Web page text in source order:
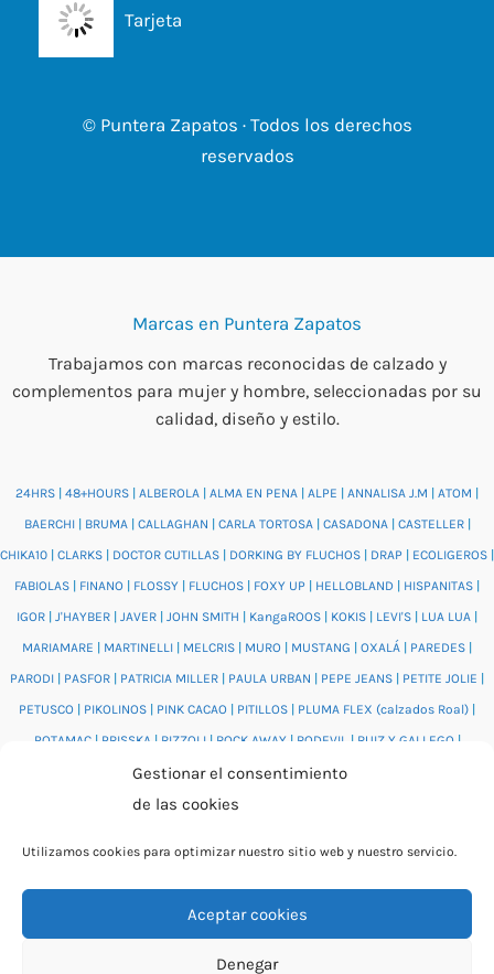
Gestionar el consentimiento
de las cookies
Utilizamos cookies para optimizar nuestro sitio web y nuestro servicio.
Aceptar cookies
Denegar
Tarjeta
© Puntera Zapatos · Todos los derechos
reservados
Marcas en Puntera Zapatos
Trabajamos con marcas reconocidas de calzado y
complementos para mujer y hombre, seleccionadas por su
calidad, diseño y estilo.
24HRS | 48+HOURS | ALBEROLA | ALMA EN PENA | ALPE | ANNALISA J.M | ATOM |
BAERCHI| BRUMA | CALLAGHAN | CARLA TORTOSA | CASADONA | CASTELLER|
CHIKA10 | CLARKS | DOCTOR CUTILLAS | DORKING BY FLUCHOS | DRAP | ECOLIGEROS |
FABIOLAS | FINANO | FLOSSY | FLUCHOS | FOXY UP | HELLOBLAND | HISPANITAS |
IGOR | J'HAYBER | JAVER | JOHN SMITH | KangaROOS | KOKIS | LEVI'S | LUA LUA |
MARIAMARE | MARTINELLI | MELCRIS | MURO | MUSTANG | OXALÁ | PAREDES |
PARODI | PASFOR | PATRICIA MILLER | PAULA URBAN | PEPE JEANS | PETITE JOLIE |
PETUSCO | PIKOLINOS | PINK CACAO | PITILLOS | PLUMA FLEX (calzados Roal) |
POTAMAC| PRISSKA | RIZZOLI| ROCK AWAY| RODEVIL | RUIZ Y GALLEGO|
SALVI|SAM'S |VALENTINO BAGS|VIDORRETA
WONDERS|
© 2026 Catálogo online Puntera Zapatos · Calzado cómodo